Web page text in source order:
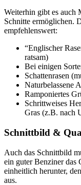
Weiterhin gibt es auch
Schnitte ermöglichen.
empfehlenswert:
“Englischer
ratsam)
Bei einigen
Schattenrasen
Naturbelassene
Ramponiertes
Schrittweises
Gras (z.B. nach
Schnittbild &
Auch das Schnittbild
ein guter Benziner das
einheitlich herunter,
aus.